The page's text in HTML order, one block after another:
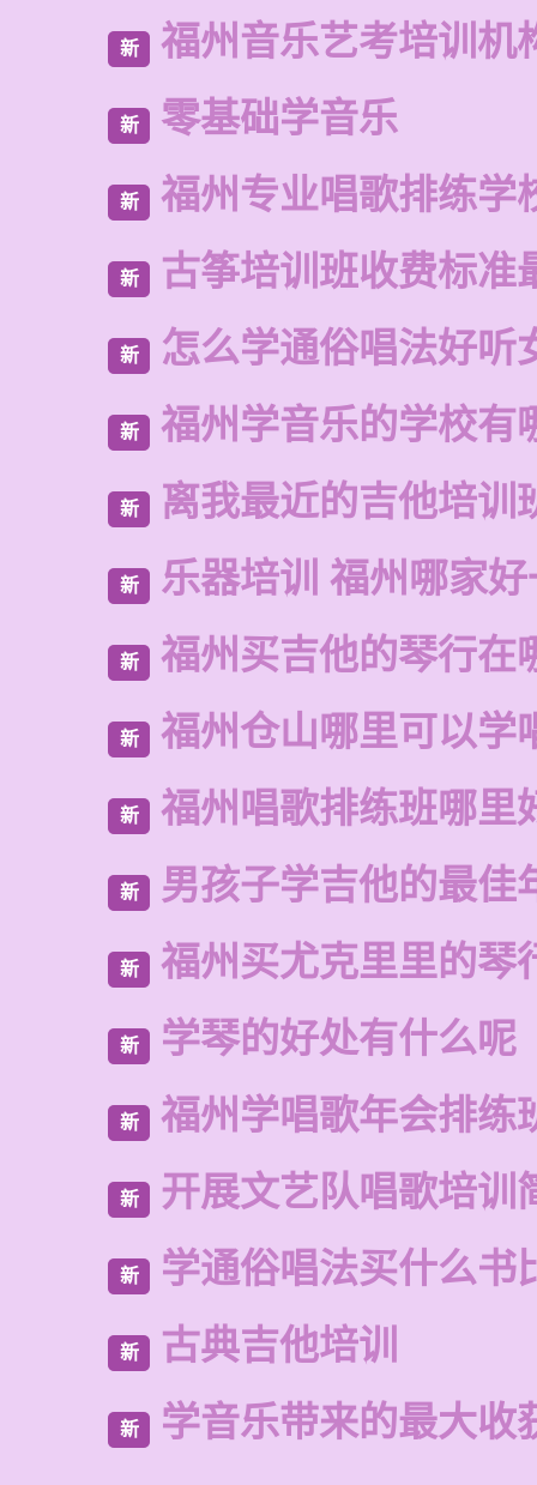
新 福州音乐艺考培训机
新 零基础学音乐
新 福州专业唱歌排练学
新 古筝培训班收费标准
新 怎么学通俗唱法好听
新 福州学音乐的学校有
新 离我最近的吉他培训
新 乐器培训 福州哪家
新 福州买吉他的琴行在
新 福州仓山哪里可以学
新 福州唱歌排练班哪里
新 男孩子学吉他的最佳
新 福州买尤克里里的琴
新 学琴的好处有什么呢
新 福州学唱歌年会排练
新 开展文艺队唱歌培训
新 学通俗唱法买什么书
新 古典吉他培训
新 学音乐带来的最大收